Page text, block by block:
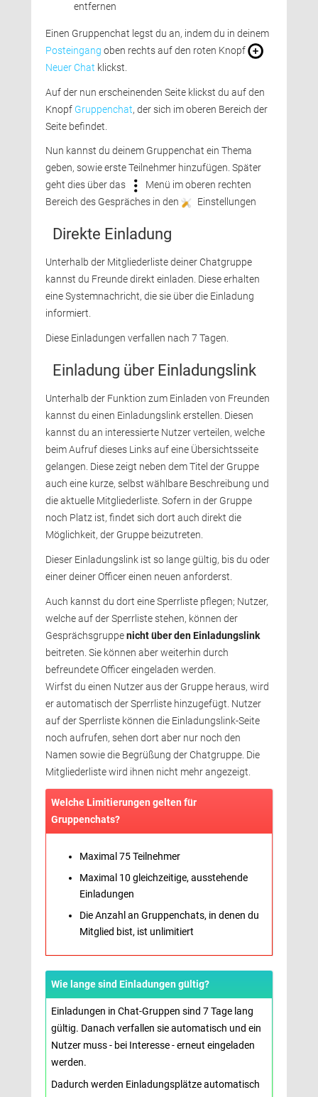
entfernen
Einen Gruppenchat legst du an, indem du in deinem
Posteingang oben rechts auf den roten Knopf
Neuer Chat klickst.
Auf der nun erscheinenden Seite klickst du auf den
Knopf Gruppenchat, der sich im oberen Bereich der
Seite befindet.
Nun kannst du deinem Gruppenchat ein Thema
geben, sowie erste Teilnehmer hinzufügen. Später
geht dies über das
Menü im oberen rechten
Bereich des Gespräches in den
Einstellungen
Direkte Einladung
Unterhalb der Mitgliederliste deiner Chatgruppe
kannst du Freunde direkt einladen. Diese erhalten
eine Systemnachricht, die sie über die Einladung
informiert.
Diese Einladungen verfallen nach 7 Tagen.
Einladung über Einladungslink
Unterhalb der Funktion zum Einladen von Freunden
kannst du einen Einladungslink erstellen. Diesen
kannst du an interessierte Nutzer verteilen, welche
beim Aufruf dieses Links auf eine Übersichtsseite
gelangen. Diese zeigt neben dem Titel der Gruppe
auch eine kurze, selbst wählbare Beschreibung und
die aktuelle Mitgliederliste. Sofern in der Gruppe
noch Platz ist, findet sich dort auch direkt die
Möglichkeit, der Gruppe beizutreten.
Dieser Einladungslink ist so lange gültig, bis du oder
einer deiner Officer einen neuen anforderst.
Auch kannst du dort eine Sperrliste pflegen; Nutzer,
welche auf der Sperrliste stehen, können der
Gesprächsgruppe nicht über den Einladungslink
beitreten. Sie können aber weiterhin durch
befreundete Officer eingeladen werden.
Wirfst du einen Nutzer aus der Gruppe heraus, wird
er automatisch der Sperrliste hinzugefügt. Nutzer
auf der Sperrliste können die Einladungslink-Seite
noch aufrufen, sehen dort aber nur noch den
Namen sowie die Begrüßung der Chatgruppe. Die
Mitgliederliste wird ihnen nicht mehr angezeigt.
Welche Limitierungen gelten für
Gruppenchats?
Maximal 75 Teilnehmer
Maximal 10 gleichzeitige, ausstehende
Einladungen
Die Anzahl an Gruppenchats, in denen du
Mitglied bist, ist unlimitiert
Wie lange sind Einladungen gültig?
Einladungen in Chat-Gruppen sind 7 Tage lang
gültig. Danach verfallen sie automatisch und ein
Nutzer muss - bei Interesse - erneut eingeladen
werden.
Dadurch werden Einladungsplätze automatisch